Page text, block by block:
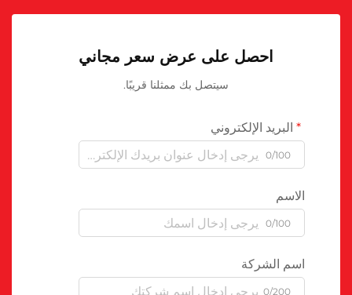
احصل على عرض سعر مجاني
سيتصل بك ممثلنا قريبًا.
البريد الإلكتروني
0/100
الاسم
0/100
اسم الشركة
0/200